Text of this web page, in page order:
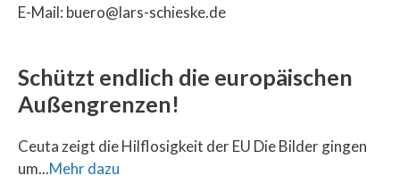
E-Mail: buero@lars-schieske.de
Schützt endlich die europäischen
Außengrenzen!
Ceuta zeigt die Hilflosigkeit der EU Die Bilder gingen
um...Mehr dazu